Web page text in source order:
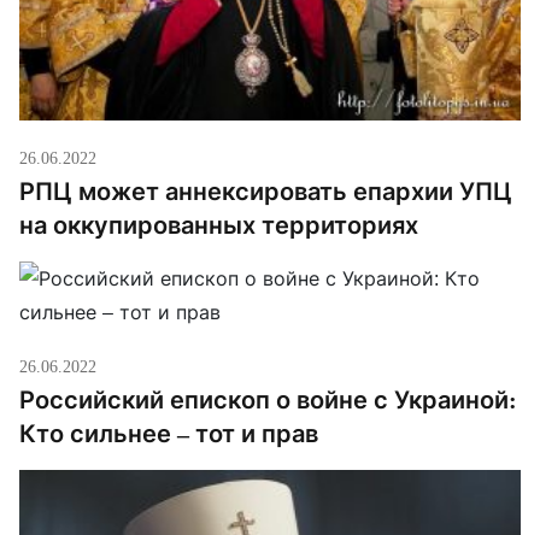
26.06.2022
РПЦ может аннексировать епархии УПЦ
на оккупированных территориях
26.06.2022
Российский епископ о войне с Украиной:
Кто сильнее – тот и прав